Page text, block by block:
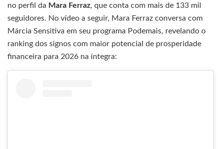
no perfil da Mara Ferraz, que conta com mais de 133 mil
seguidores. No vídeo a seguir, Mara Ferraz conversa com
Márcia Sensitiva em seu programa Podemais, revelando o
ranking dos signos com maior potencial de prosperidade
financeira para 2026 na íntegra: